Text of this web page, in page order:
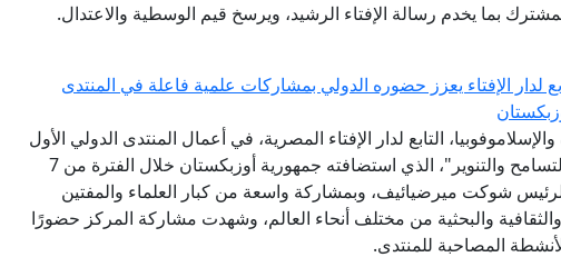
بما يخدم رسالة الإفتاء الرشيد، ويرسخ قيم الوسطية والاعتدال.
لدار الإفتاء يعزز حضوره الدولي بمشاركات علمية فاعلة في المنتدى
التابع لدار الإفتاء المصرية، في أعمال المنتدى الدولي الأول
للحضارة الإسلامية "طريق السلام والتسامح والتنوير"، الذي استضافته جمهورية أوزبكستان خلال الفترة من 7
الرئيس شوكت ميرضيائيف، وبمشاركة واسعة من كبار العلماء والمفتين
والبحثية من مختلف أنحاء العالم، وشهدت مشاركة المركز حضورًا
المصاحبة للمنتدى.